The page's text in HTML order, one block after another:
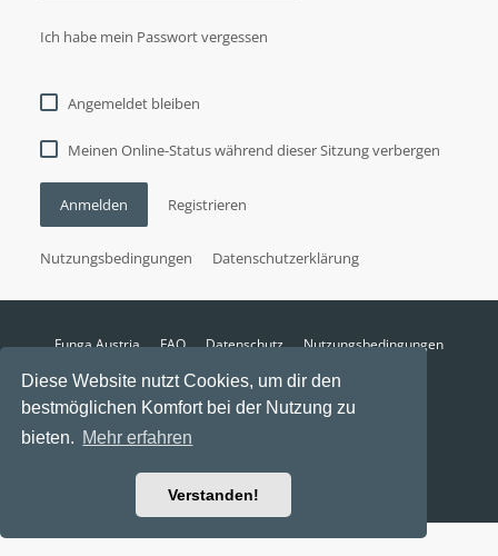
Diese Website nutzt Cookies, um dir den
bestmöglichen Komfort bei der Nutzung zu
bieten. Mehr erfahren
Verstanden!
Ich habe mein Passwort vergessen
Angemeldet bleiben
Meinen Online-Status während dieser Sitzung verbergen
Anmelden Registrieren
Nutzungsbedingungen Datenschutzerklärung
Funga Austria FAQ Datenschutz
Nutzungsbedingungen
Alle Zeiten sindUTC+02:00
Aktuelle Zeit: 8. August 2026, 21:18
Powered byphpBB
Ravaio Theme byGramziu